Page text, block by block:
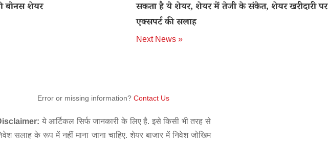
बोनस शेयर
सकता है ये शेयर, शेयर में तेजी के संकेत, शेयर खरीदारी पर
एक्सपर्ट की सलाह
Next News »
Error or missing information? Contact Us
ये आर्टिकल सिर्फ जानकारी के लिए है. इसे किसी भी तरह से
सलाह के रूप में नहीं माना जाना चाहिए. शेयर बाजार में निवेश जोखिम